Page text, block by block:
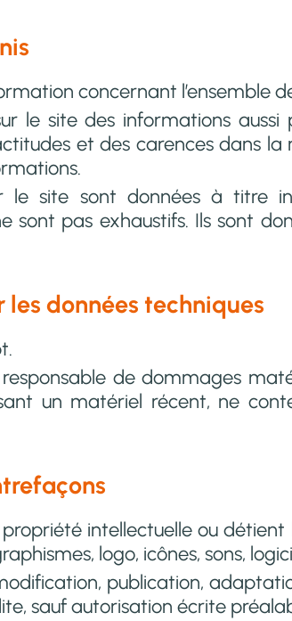
concernant l’ensemble
le site des informations
et des carences dans
le site sont données à titre
sont pas exhaustifs. Ils sont
données techniques
de dommages
un matériel récent, ne
intellectuelle ou détient
logo, icônes, sons,
publication,
sauf autorisation écrite